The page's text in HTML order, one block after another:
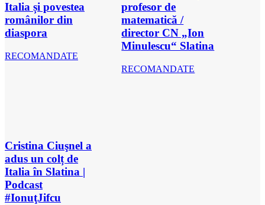
Italia și povestea
românilor din
diaspora
RECOMANDATE
profesor de
matematică /
director CN „Ion
Minulescu“ Slatina
RECOMANDATE
Cristina Ciuşnel a
adus un colț de
Italia în Slatina |
Podcast
#IonuţJifcu